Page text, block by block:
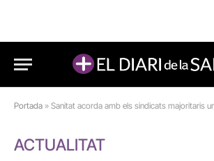
Portada » Sanitat acorda amb els sindicats majoritaris un nou Estatut Marc per als professionals
ACTUALITAT